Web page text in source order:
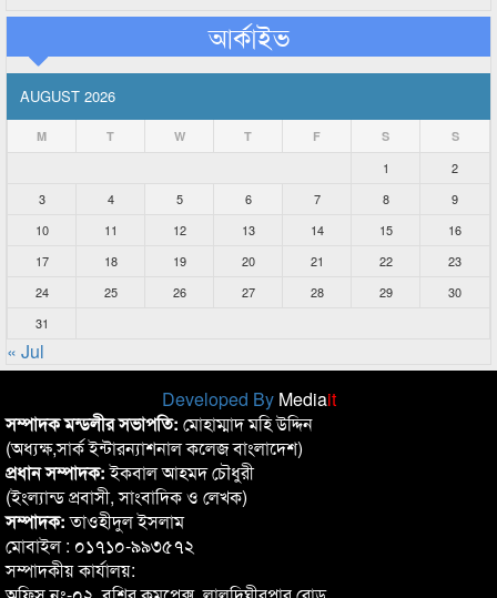
আর্কাইভ
AUGUST 2026
M T W T F S S
1
2
3
4 5 6 7 8
9
10
11 12 13 14 15
16
17
18 19 20 21 22
23
24
25 26 27 28 29
30
31
« Jul
Developed By Mediait
সম্পাদক মন্ডলীর সভাপতি: মোহাম্মাদ মহি উদ্দিন
(অধ্যক্ষ,সার্ক ইন্টারন্যাশনাল কলেজ বাংলাদেশ)
প্রধান সম্পাদক:ইকবাল আহমদ চৌধুরী
(ইংল্যান্ড প্রবাসী, সাংবাদিক ও লেখক)
সম্পাদক:তাওহীদুল ইসলাম
মোবাইল : ০১৭১০-৯৯৩৫৭২
সম্পাদকীয় কার্যালয়: